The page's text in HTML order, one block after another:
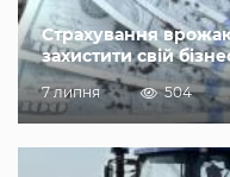
Страхування
захистити свій
7 липня 504